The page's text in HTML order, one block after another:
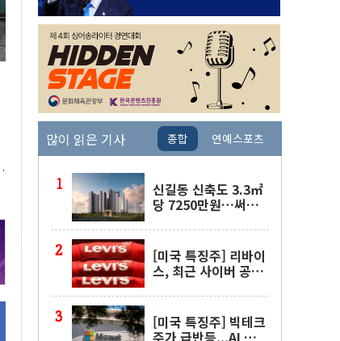
많이 읽은 기사 종합 연예스포츠
신길동 신축도 3.3㎡
당 7250만원…써밋
원대
[미국 특징주] 리바이
스, 최근 사이버 공격
실 공개
[미국 특징주] 빅테크